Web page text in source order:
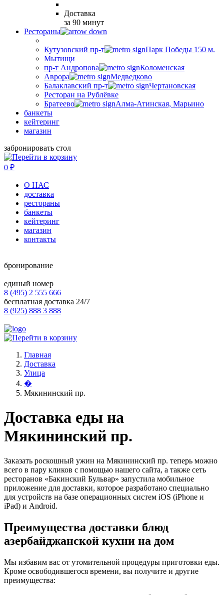
Доставка
за 90 минут
Рестораны
Кутузовский пр-т
Парк Победы 150 м.
Мытищи
пр-т Андропова
Коломенская
Аврора
Медведково
Балаклавский пр-т
Чертановская
Ресторан на Рублёвке
Братеево
Алма-Атинская, Марьино
банкеты
кейтеринг
магазин
забронировать стол
0 ₽
О НАС
доставка
рестораны
банкеты
кейтеринг
магазин
контакты
бронирование
единый номер
8 (495) 2 555 666
бесплатная доставка 24/7
8 (925) 888 3 888
Главная
Доставка
Улица
�
Мякининский пр.
Доставка еды на
Мякининский пр.
Заказать роскошный ужин на Мякининский пр. теперь можно
всего в пару кликов с помощью нашего сайта, а также сеть
ресторанов «Бакинский Бульвар» запустила мобильное
приложение для доставки, которое разработано специально
для устройств на базе операционных систем iOS (iPhone и
iPad) и Android.
Преимущества доставки блюд
азербайджанской кухни на дом
Мы избавим вас от утомительной процедуры приготовки еды.
Кроме освободившегося времени, вы получите и другие
преимущества: